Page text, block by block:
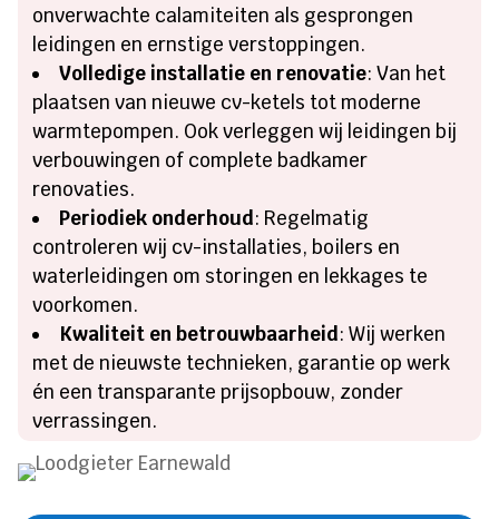
onverwachte calamiteiten als gesprongen
leidingen en ernstige verstoppingen.
Volledige installatie en renovatie: Van het
plaatsen van nieuwe cv-ketels tot moderne
warmtepompen. Ook verleggen wij leidingen bij
verbouwingen of complete badkamer
renovaties.
Periodiek onderhoud: Regelmatig
controleren wij cv-installaties, boilers en
waterleidingen om storingen en lekkages te
voorkomen.
Kwaliteit en betrouwbaarheid: Wij werken
met de nieuwste technieken, garantie op werk
én een transparante prijsopbouw, zonder
verrassingen.